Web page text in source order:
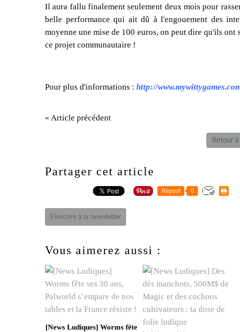
Il aura fallu finalement seulement deux mois pour
belle performance qui ait dû à l'engouement des
moyenne une mise de 100 euros, on peut dire qu'ils
ce projet communautaire !
Pour plus d'informations : http://
« Article précédent
Retour à
Partager cet article
Repost 0
S'inscrire à la newsletter
Vous aimerez aussi :
[News Ludiques] Worms fête